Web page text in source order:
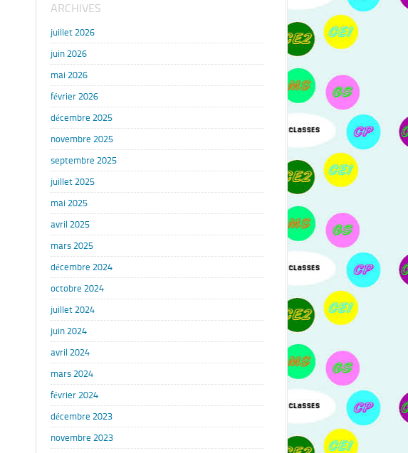
ARCHIVES
juillet 2026
juin 2026
mai 2026
février 2026
décembre 2025
novembre 2025
septembre 2025
juillet 2025
mai 2025
avril 2025
mars 2025
décembre 2024
octobre 2024
juillet 2024
juin 2024
avril 2024
mars 2024
février 2024
décembre 2023
novembre 2023